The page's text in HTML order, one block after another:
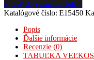
Pridať do zoznamu želaní
Katalógové číslo: E15450
Popis
Ďalšie informácie
Recenzie (0)
TABUĽKA